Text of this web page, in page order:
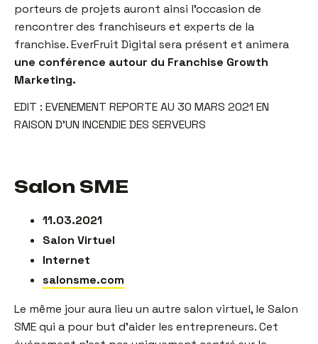
porteurs de projets auront ainsi l’occasion de
rencontrer des franchiseurs et experts de la
franchise. EverFruit Digital sera présent et animera
une conférence autour du Franchise Growth
Marketing.
EDIT : EVENEMENT REPORTE AU 30 MARS 2021 EN
RAISON D’UN INCENDIE DES SERVEURS
Salon SME
11.03.2021
Salon Virtuel
Internet
salonsme.com
Le même jour aura lieu un autre salon virtuel, le Salon
SME qui a pour but d’aider les entrepreneurs. Cet